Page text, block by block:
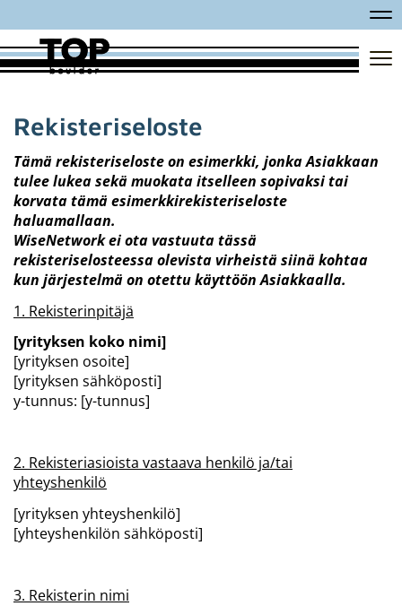
Rekisteriseloste
Tämä rekisteriseloste on esimerkki, jonka Asiakkaan
tulee lukea sekä muokata itselleen sopivaksi tai
korvata tämä esimerkkirekisteriseloste
haluamallaan.
​​​​​​​WiseNetwork ei ota vastuuta tässä
rekisteriselosteessa olevista virheistä siinä kohtaa
kun järjestelmä on otettu käyttöön Asiakkaalla.
1. Rekisterinpitäjä
[yrityksen koko nimi]
[yrityksen osoite]
[yrityksen sähköposti]
y-tunnus: [y-tunnus]
2. Rekisteriasioista vastaava henkilö ja/tai
yhteyshenkilö
[yrityksen yhteyshenkilö]
[yhteyshenkilön sähköposti]
3. Rekisterin nimi